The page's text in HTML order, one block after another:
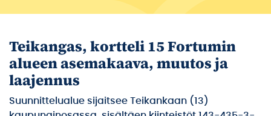
Teikangas, kortteli 15 Fortumin
alueen asemakaava, muutos ja
laajennus
Suunnittelualue sijaitsee Teikankaan (13)